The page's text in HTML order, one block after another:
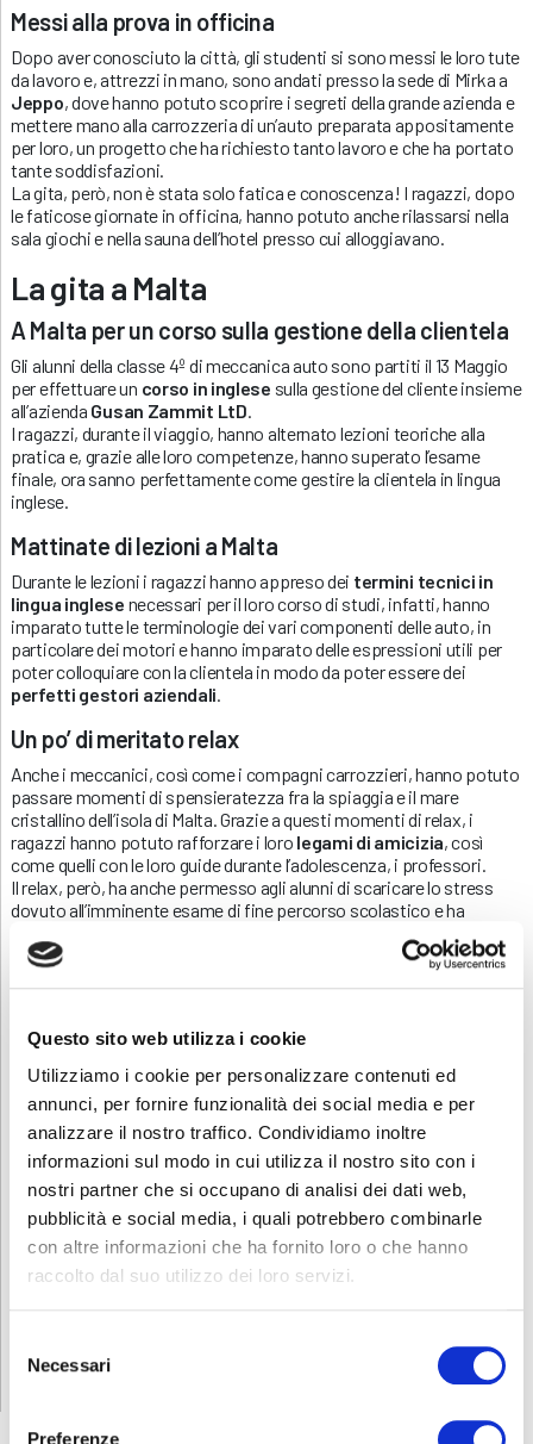
Questo sito web utilizza i cookie
Utilizziamo i cookie per personalizzare contenuti ed
annunci, per fornire funzionalità dei social media e per
analizzare il nostro traffico. Condividiamo inoltre
informazioni sul modo in cui utilizza il nostro sito con i
nostri partner che si occupano di analisi dei dati web,
pubblicità e social media, i quali potrebbero combinarle
con altre informazioni che ha fornito loro o che hanno
raccolto dal suo utilizzo dei loro servizi.
delNecessari
Preferenze
Messi alla prova in officina
Dopo aver conosciuto la città, gli studenti si sono messi le loro tute
da lavoro e, attrezzi in mano, sono andati presso la sede di Mirka a
Jeppo, dove hanno potuto scoprire i segreti della grande azienda e
mettere mano alla carrozzeria di un’auto preparata appositamente
per loro, un progetto che ha richiesto tanto lavoro e che ha portato
tante soddisfazioni.
La gita, però, non è stata solo fatica e conoscenza! I ragazzi, dopo
le faticose giornate in officina, hanno potuto anche rilassarsi nella
sala giochi e nella sauna dell’hotel presso cui alloggiavano.
La gita a Malta
A Malta per un corso sulla gestione della clientela
Gli alunni della classe 4º di meccanica auto sono partiti il 13 Maggio
per effettuare un corso in inglese sulla gestione del cliente insieme
all’azienda Gusan Zammit LtD.
I ragazzi, durante il viaggio, hanno alternato lezioni teoriche alla
pratica e, grazie alle loro competenze, hanno superato l’esame
finale, ora sanno perfettamente come gestire la clientela in lingua
inglese.
Mattinate di lezioni a Malta
Durante le lezioni i ragazzi hanno appreso dei termini tecnici in
lingua inglese necessari per il loro corso di studi, infatti, hanno
imparato tutte le terminologie dei vari componenti delle auto, in
particolare dei motori e hanno imparato delle espressioni utili per
poter colloquiare con la clientela in modo da poter essere dei
perfetti gestori aziendali.
Un po’ di meritato relax
Anche i meccanici, così come i compagni carrozzieri, hanno potuto
passare momenti di spensieratezza fra la spiaggia e il mare
cristallino dell’isola di Malta. Grazie a questi momenti di relax, i
ragazzi hanno potuto rafforzare i loro legami di amicizia, così
come quelli con le loro guide durante l’adolescenza, i professori.
Il relax, però, ha anche permesso agli alunni di scaricare lo stress
dovuto all’imminente esame di fine percorso scolastico e ha
mai a casa, dove li aspetta una sessione di studio e di pratica per